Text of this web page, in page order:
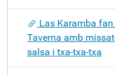
Las Karamba
Taverna amb
salsa i txa-txa-txa